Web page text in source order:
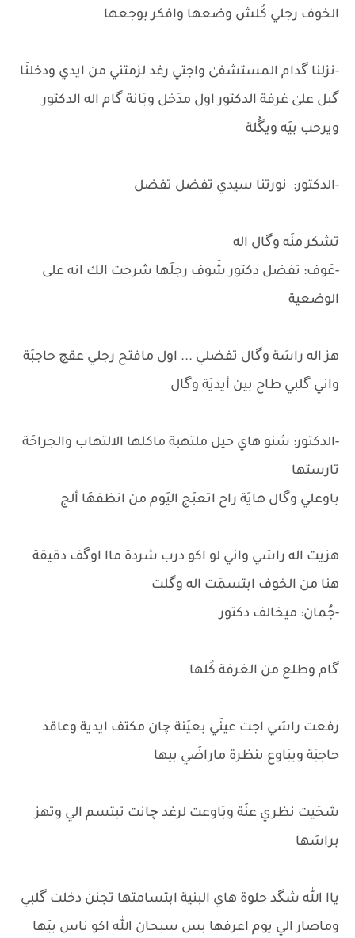
الخوف رجلي كُلش وضعها وافكر بوجعها
-نزلنا گدام المستشفىٰ واجتي رغد لزمتني من ايدي ودخلنَا
گبل علىٰ غرفة الدكتور اول مدَخل ويَانة گام اله الدكتور
ويرحب بيَه ويگُلة
-الدكتور: نورتنا سيدي تفضل تفضل
تشكر منَه وگال اله
-عَوف: تفضل دكتور شَوف رجلَها شرحت الك انه علىٰ
الوضعية
هز اله راسَة وگال تفضلي ... اول مافتح رجلي عقچ حاجبَة
واني گلبي طاح بين أيديَة وگال
-الدكتور: شنو هاي حيل ملتهبة ماكلها الالتهاب والجراحَة
تارستها
باوعلي وگال هايَة راح اتعبَج اليَوم من انظفهَا ألج
هزيت اله راسَي واني لو اكو درب شردة ماا اوگف دقيقة
هنا من الخوف ابتسمَت اله وگلت
-جُمان: ميخالف دكتور
گام وطلع من الغرفة كُلها
رفعت راسَي اجت عينَي بعيَنة چان مكتف ايدية وعاقد
حاجبَة ويبَاوع بنظرة ماراضَي بيها
شحَيت نظري عنَة وبَاوعت لرغد چانت تبتسم الي وتهز
براسَها
ياا الله شگد حلوة هاي البنية ابتسامتها تجنن دخلت گلبي
وماصار الي يوم اعرفها بس سبحان الله اكو ناس بيَها